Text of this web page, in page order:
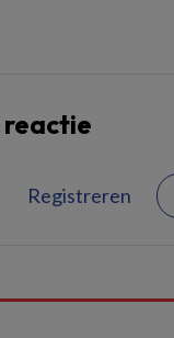
Registreren